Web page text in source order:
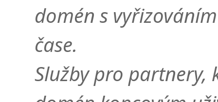
domén s
čase.
Služby pro partnery,